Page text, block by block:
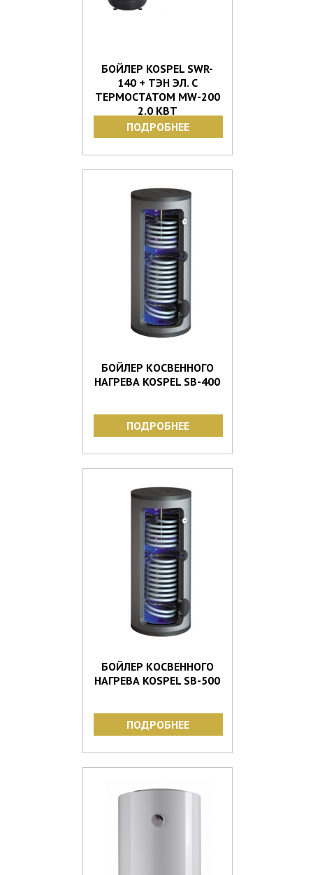
БОЙЛЕР KOSPEL SWR-
140 + ТЭН ЭЛ. С
ТЕРМОСТАТОМ MW-200
2.0 КВТ
ПОДРОБНЕЕ
БОЙЛЕР КОСВЕННОГО
НАГРЕВА KOSPEL SB-400
ПОДРОБНЕЕ
БОЙЛЕР КОСВЕННОГО
НАГРЕВА KOSPEL SB-500
ПОДРОБНЕЕ